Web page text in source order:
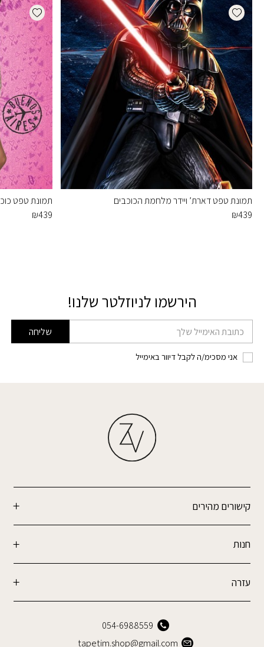
Add wishlist
תמונת טפט דארת’ ויידר מלחמת הכוכבים
₪439
wishlist
תמונת טפט
₪439
הירשמו לניוזלטר שלנו!
דוא׳׳ל שליחה
אני מסכימ/ה לקבל דיוור באימייל
קישורים מהירים
חנות
עזרה
054-6988559
tapetim.shop@gmail.com